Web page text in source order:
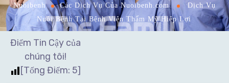
Nuoibenh Các Dịch Vụ Của Nuoibenh.com
Dịch Vụ
Nuôi Bệnh Tại Bệnh Viện Thẩm Mỹ Hiệp Lợi
Điểm Tin Cậy của
chúng tôi!
[Tổng Điểm: 5]